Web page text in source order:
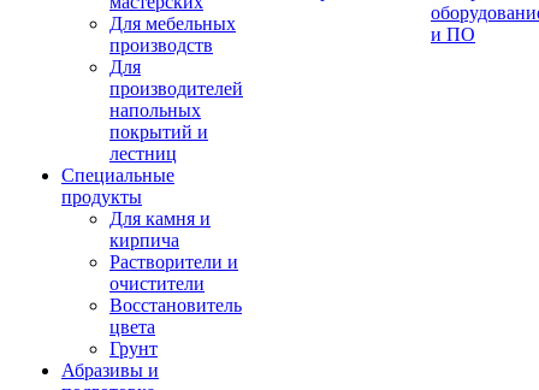
Для мебельных
производств
Для
производителей
напольных
покрытий и
лестниц
Специальные
продукты
Для камня и
кирпича
Растворители и
очистители
Восстановитель
цвета
Грунт
Абразивы и
и ПО